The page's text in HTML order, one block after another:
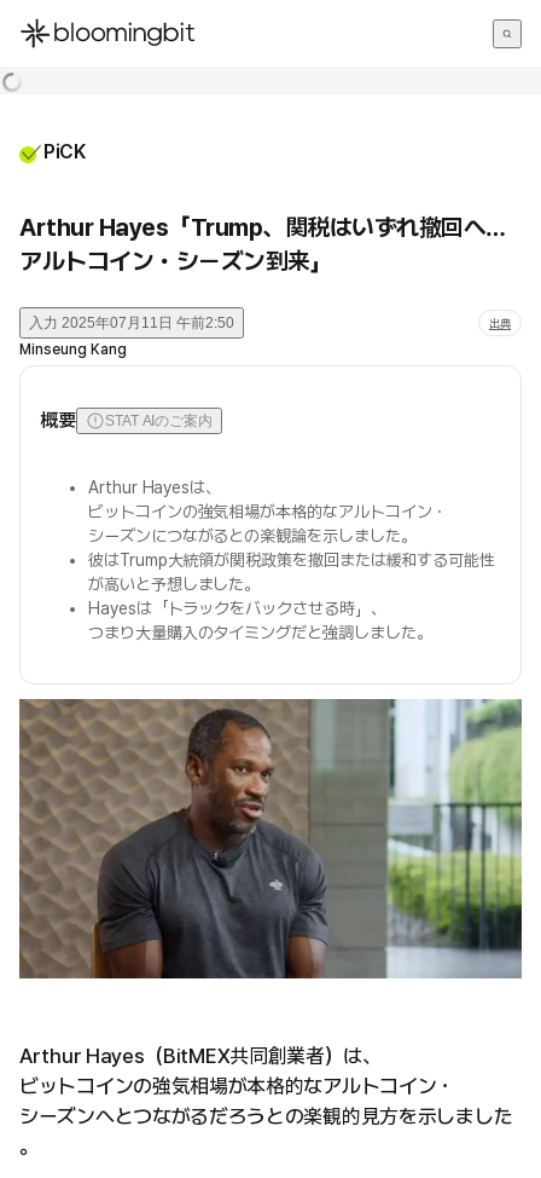
한국어
PiCK
Arthur Hayes「Trump、関税はいずれ撤回へ…
アルトコイン・シーズン到来」
入力 2025年07月11日 午前2:50 出典
Minseung Kang
概要 STAT AIのご案内
Arthur Hayesは、
ビットコインの強気相場が本格的なアルトコイン・
シーズンにつながるとの楽観論を示しました。
彼はTrump大統領が関税政策を撤回または緩和する可能性
が高いと予想しました。
Hayesは「トラックをバックさせる時」、
つまり大量購入のタイミングだと強調しました。
Arthur Hayes（BitMEX共同創業者）は、
ビットコインの強気相場が本格的なアルトコイン・
シーズンへとつながるだろうとの楽観的見方を示しました
。